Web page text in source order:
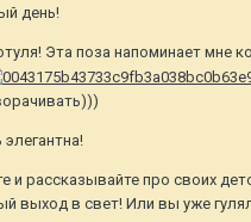
день!
Эта поза напоминает мне
и рассказывайте про своих
выход в свет! Или вы уже